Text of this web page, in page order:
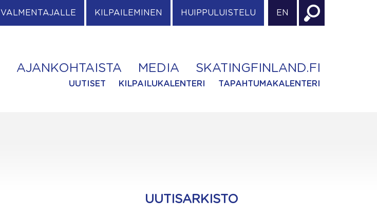
VALMENTAJALLE KILPAILEMINEN HUIPPULUISTELU EN
AJANKOHTAISTA MEDIA SKATINGFINLAND.FI
UUTISET KILPAILUKALENTERI TAPAHTUMAKALENTERI
UUTISARKISTO